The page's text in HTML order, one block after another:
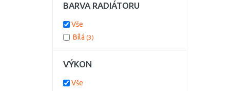
BARVA RADIÁTORU
Vše
Bílá (3)
VÝKON
Vše